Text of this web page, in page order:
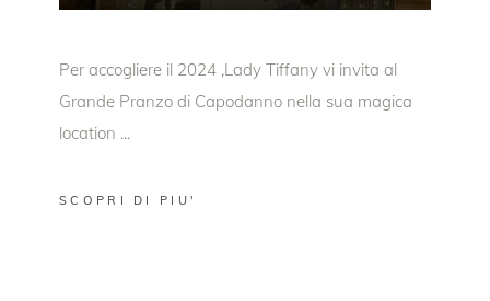
Per accogliere il 2024 ,Lady Tiffany vi invita al
Grande Pranzo di Capodanno nella sua magica
location
SCOPRI DI PIU'